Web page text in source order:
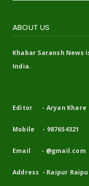
ABOUT US
Khabar Saransh News
India.
Editor - Aryan Khare
Mobile - 987654321
Email - @gmail.com
Address - Raipur